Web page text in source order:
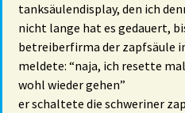
tanksäulendisplay, den ich
nicht lange hat es gedauert,
betreiberfirma der zapfsäule
meldete: “naja, ich resette
wohl wieder gehen”
er schaltete die schweriner